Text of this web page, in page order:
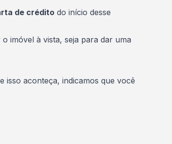
de crédito do início desse
imóvel à vista, seja para dar uma
isso aconteça, indicamos que você